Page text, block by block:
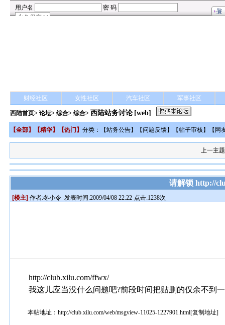
财经社区 女性社区 汽车社区 军事社区
西陆首页>论坛>综合> 综合> 西陆站务讨论 [web]
【全部】【精华】【热门 】分类：【站务公告】【问题反馈】【帖子审核】【 网
上一主
请解锁 http://
[楼主] 作者:冬小令 发表时间:2009/04/08 22:22 点击:1238次
http://club.xilu.com/ffwx/
我这儿应当没什么问题吧?前段时间把贴删的仅余不到
本帖地址：http://club.xilu.com/web/msgview-11025-1227901.html[复制地址]